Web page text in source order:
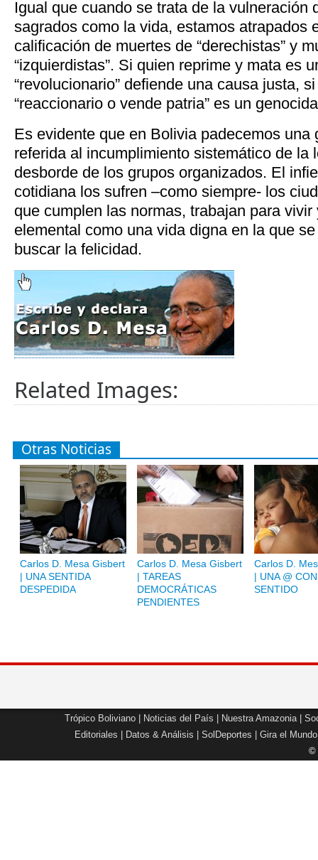
Igual que cuando se trata de la vulneración
sagrados como la vida, estamos atrapados
calificación de muertes de “derechistas” y
“izquierdistas”. Si quien reprime y mata es
“revolucionario” defiende una causa justa,
“reaccionario o vende patria” es un
Es evidente que en Bolivia padecemos una
referida al incumplimiento sistemático de la
desborde de los grupos organizados. El
cotidiana los sufren –como siempre- los
que cumplen las normas, trabajan para
elemental como una vida digna en la que
buscar la felicidad.
Related Images:
Otras Noticias
Carlos D. Mesa Gisbert
| UNA SENTIDA
DESPEDIDA
Carlos D. Mesa Gisbert
| TAREAS
DEMOCRÁTICAS
PENDIENTES
Carlos D.
| UNA @ CON
SENTIDO
Trópico Boliviano Noticias del País Nuestra Amazonia|
Editoriales
Datos & Análisis SolDeportes Gira el Mundo
©